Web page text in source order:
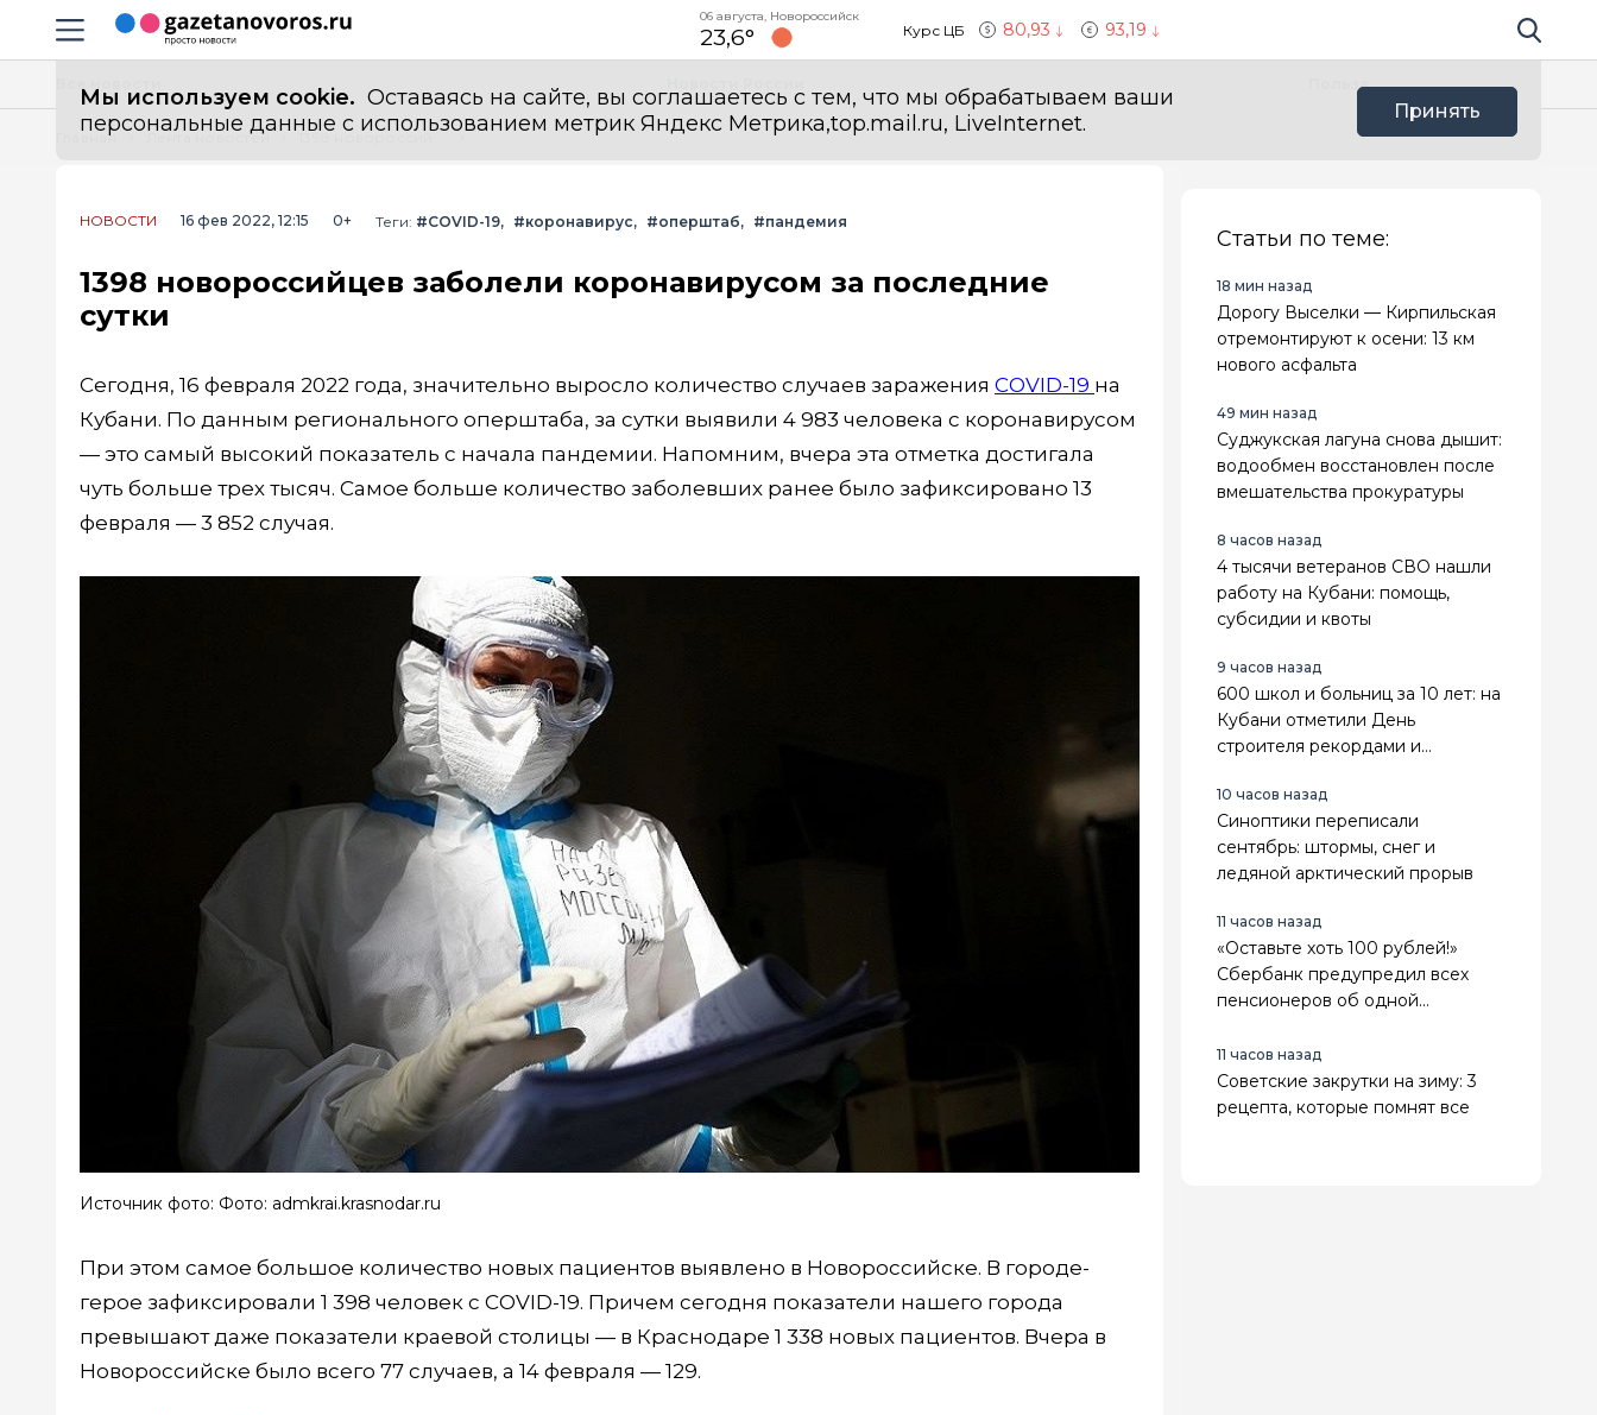
Навигация сайта
06 августа, Новороссийск
23,6° Курс ЦБ 80,93 93,19 Поиск по
Мы используем cookie. Оставаясь на сайте, вы соглашаетесь с тем, что мы обрабатываем ваши
персональные данные с использованием метрик Яндекс Метрика,top.mail.ru, LiveInternet.
Принять
Польза
Главная Лента новостей 1398 новороссийцев заболели коронавирусом за последние сутки
НОВОСТИ 16 фев 2022, 12:15 0+ Теги: #COVID-19 #коронавирус #оперштаб #пандемия
1398 новороссийцев заболели коронавирусом за последние
сутки
Сегодня, 16 февраля 2022 года, значительно выросло количество случаев заражения COVID-19 на
Кубани. По данным регионального оперштаба, за сутки выявили 4 983 человека с коронавирусом
— это самый высокий показатель с начала пандемии. Напомним, вчера эта отметка достигала
чуть больше трех тысяч. Самое больше количество заболевших ранее было зафиксировано 13
февраля — 3 852 случая.
Источник фото: Фото: admkrai.krasnodar.ru
При этом самое большое количество новых пациентов выявлено в Новороссийске. В городе-
герое зафиксировали 1 398 человек с COVID-19. Причем сегодня показатели нашего города
превышают даже показатели краевой столицы — в Краснодаре 1 338 новых пациентов. Вчера в
Новороссийске было всего 77 случаев, а 14 февраля — 129.
Статьи по теме:
18 мин назад
Дорогу Выселки — Кирпильская
отремонтируют к осени: 13 км
нового асфальта
49 мин назад
Суджукская лагуна снова дышит:
водообмен восстановлен после
вмешательства прокуратуры
8 часов назад
4 тысячи ветеранов СВО нашли
работу на Кубани: помощь,
субсидии и квоты
9 часов назад
600 школ и больниц за 10 лет: на
Кубани отметили День
строителя рекордами и
10 часов назад
Синоптики переписали
сентябрь: штормы, снег и
ледяной арктический прорыв
11 часов назад
«Оставьте хоть 100 рублей!»
Сбербанк предупредил всех
пенсионеров об одной
банкомата
11 часов назад
Советские закрутки на зиму: 3
рецепта, которые помнят все